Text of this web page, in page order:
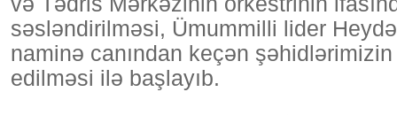
səsləndirilməsi, Ümummilli lider
naminə canından keçən
edilməsi ilə başlayıb.